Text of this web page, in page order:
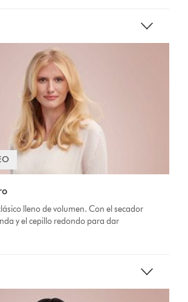
lleno de volumen. Con el secador
y el cepillo redondo para dar